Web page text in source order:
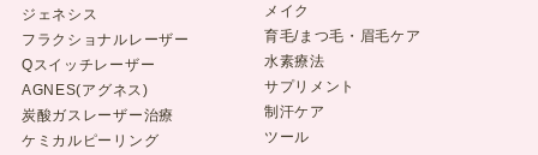
ジェネシス
フラクショナルレーザー
Qスイッチレーザー
AGNES(アグネス)
炭酸ガスレーザー治療
ケミカルピーリング
メイク
育毛/まつ毛・眉毛ケア
水素療法
サプリメント
制汗ケア
ツール